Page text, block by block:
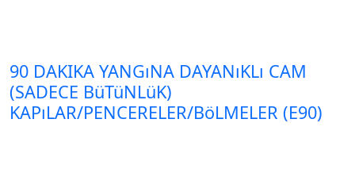
90 DAKIKA YANGıNA DAYANıKLı CAM
(SADECE BüTüNLüK)
KAPıLAR/PENCERELER/BöLMELER (E90)